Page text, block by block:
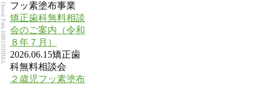
Dental Park HIROSHIMA フッ素塗布事業
矯正歯科無料相談
会のご案内（令和
８年７月）
2026.06.15矯正歯
科無料相談会
２歳児フッ素塗布